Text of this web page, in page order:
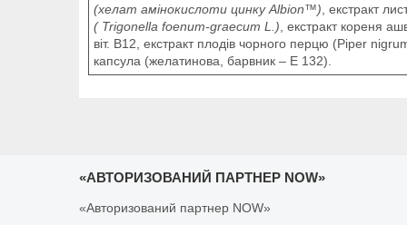
(хелат амінокислоти цинку Albion™) , екстракт
( Trigonella foenum-graecum L.) , екстракт кореня
віт. B12, екстракт плодів чорного перцю (Piper
капсула (желатинова, барвник – Е 132).
«АВТОРИЗОВАНИЙ ПАРТНЕР NOW»
«Авторизований партнер NOW»